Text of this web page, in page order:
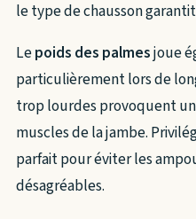
le type de chausson
Lepoids des palmesjoue
particulièrement lors de
trop lourdes provoquent
muscles de la jambe.
parfait pour éviter les
désagréables.